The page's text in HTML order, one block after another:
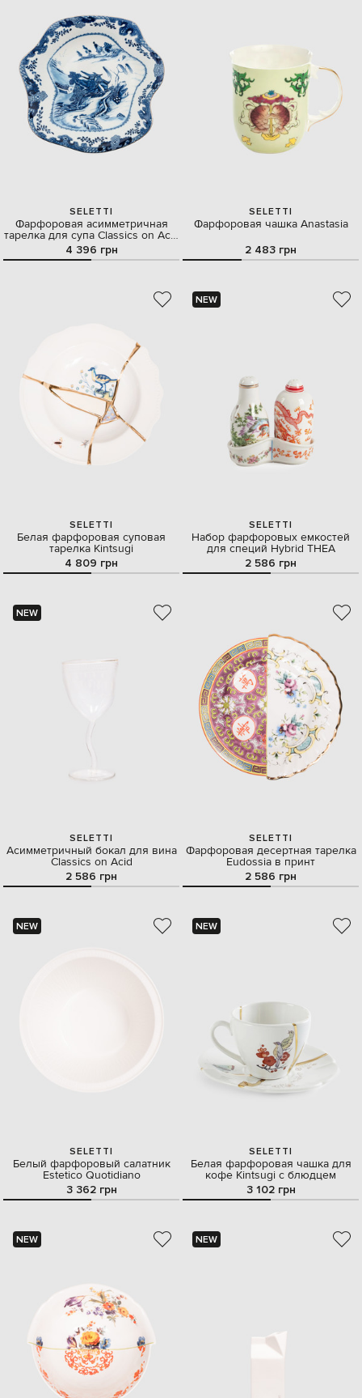
SELETTI
Фарфоровая асимметричная
тарелка для супа Classics on Acid
Pagoda
4 396 грн
SELETTI
Фарфоровая чашка Anastasia
2 483 грн
SELETTI
Белая фарфоровая суповая
тарелка Kintsugi
4 809 грн
NEW
SELETTI
Набор фарфоровых емкостей
для специй Hybrid THEA
2 586 грн
NEW
SELETTI
Асимметричный бокал для вина
Classics on Acid
2 586 грн
SELETTI
Фарфоровая десертная тарелка
Eudossia в принт
2 586 грн
NEW
SELETTI
Белый фарфоровый салатник
Estetico Quotidiano
3 362 грн
NEW
SELETTI
Белая фарфоровая чашка для
кофе Kintsugi с блюдцем
3 102 грн
NEW NEW